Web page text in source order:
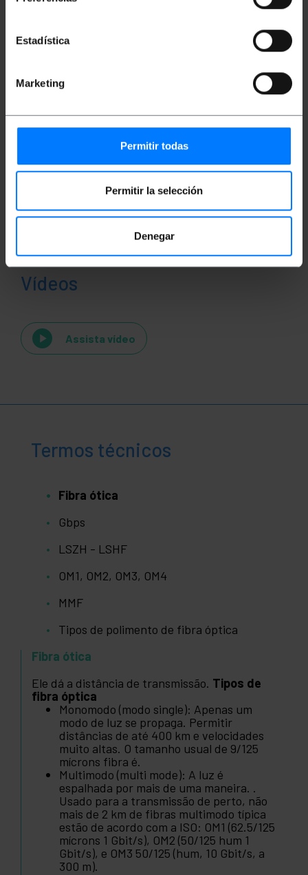
Estadística
Marketing
Permitir todas
Permitir la selección
Denegar
x altura): 19.0 x 19.0 x 3.0 cm
Número de pacotes: 1
Vídeos
Assista vídeo
Termos técnicos
Fibra ótica
Gbps
LSZH - LSHF
OM1, OM2, OM3, OM4
MMF
Tipos de polimento de fibra óptica
Fibra ótica
Ele dá a distância de transmissão. Tipos de
fibra óptica
Monomodo (modo single): Apenas um
modo de luz se propaga. Permitir
distâncias de até 400 km e velocidades
muito altas. O tamanho usual de 9/125
mícrons fibra é.
Multimodo (multi mode): A luz é
espalhada por mais de uma maneira. .
Usado para a transmissão de perto, não
mais de 2 km de fibras multimodo típica
estão de acordo com a ISO: OM1 (62.5/125
mícrons 1 Gbit/s), OM2 (50/125 hum 1
Gbit/s), e OM3 50/125 (hum, 10 Gbit/s, a
300 m).